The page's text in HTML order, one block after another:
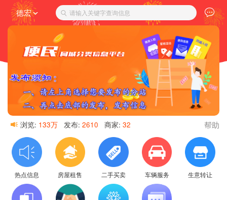
德宏 请输入关键字查询信息
浏览: 133万 发布: 2610 商家: 32 帮助
热点信息 房屋租售 二手买卖 车辆服务 生意转让